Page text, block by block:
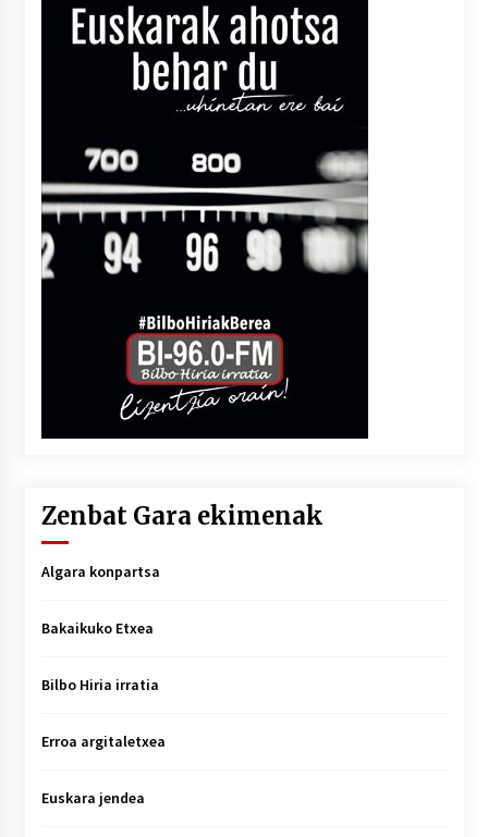
Zenbat Gara ekimenak
Algara konpartsa
Bakaikuko Etxea
Bilbo Hiria irratia
Erroa argitaletxea
Euskara jendea